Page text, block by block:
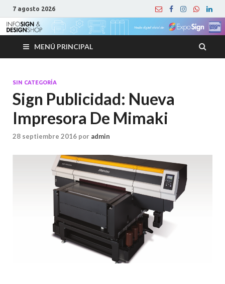
7 agosto 2026
MENÚ PRINCIPAL
SIN CATEGORÍA
Sign Publicidad: Nueva
Impresora De Mimaki
28 septiembre 2016 por admin